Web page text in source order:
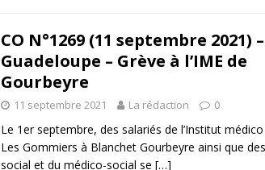
CO N°1269 (11 septembre 2021) –
Guadeloupe – Grève à l’IME de
Gourbeyre
11 septembre 2021 La rédaction 0
Le 1er septembre, des salariés de l’Institut
Les Gommiers à Blanchet Gourbeyre ainsi que
social et du médico-social se […]